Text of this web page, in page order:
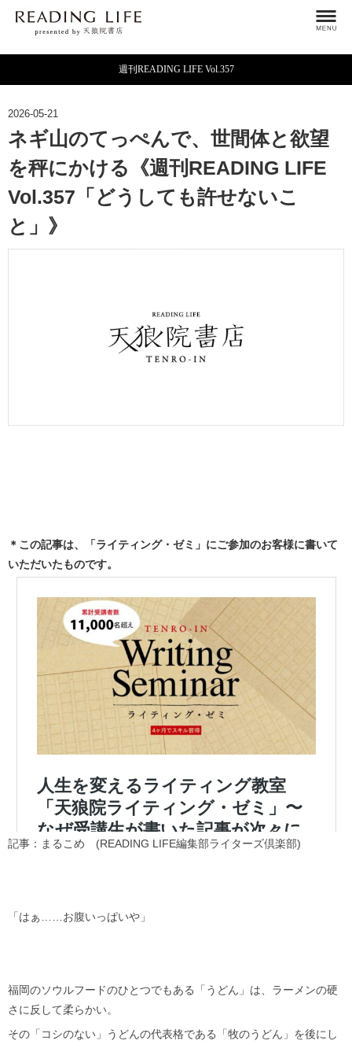
週刊READING LIFE Vol.357
2026-05-21
ネギ山のてっぺんで、世間体と欲望
を秤にかける《週刊READING LIFE
Vol.357「どうしても許せないこ
と」》
＊この記事は、「ライティング・ゼミ」にご参加のお客様に書いて
いただいたものです。
記事：まるこめ (READING LIFE編集部ライターズ倶楽部)
「はぁ……お腹いっぱいや」
福岡のソウルフードのひとつでもある「うどん」は、ラーメンの硬
さに反して柔らかい。
その「コシのない」うどんの代表格である「牧のうどん」を後にし